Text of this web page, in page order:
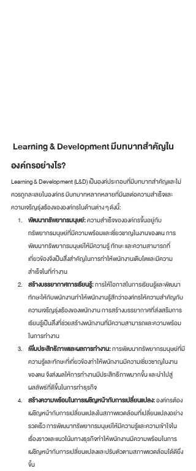
องค์กรอย่างไร?
Learning & Development (L&D) เป็นองค์ประกอบที่มีบทบาทสำคัญและไม่
ควรถูกละเลยในองค์กร มีบทบาทหลากหลายที่มีผลต่อความสำเร็จและ
ความเจริญรุ่งเรืองขององค์กรในด้านต่าง ๆ ดังนี้:
พัฒนาทรัพยากรมนุษย์: ความสำเร็จขององค์กรขึ้นอยู่กับ
ทรัพยากรมนุษย์ที่มีความพร้อมและเชี่ยวชาญในงานของตน การ
พัฒนาทรัพยากรมนุษย์ให้มีความรู้ ทักษะ และความสามารถที่
เกี่ยวข้องจึงเป็นสิ่งสำคัญในการทำให้พนักงานเติบโตและมีความ
สำเร็จในที่ทำงาน
สร้างบรรยากาศการเรียนรู้: การให้โอกาสในการเรียนรู้และพัฒนา
ทักษะให้กับพนักงานทำให้พนักงานรู้สึกว่าองค์กรให้ความสำคัญกับ
ความเจริญรุ่งเรืองของพนักงาน การสร้างบรรยากาศที่ส่งเสริมการ
เรียนรู้เป็นสิ่งที่ช่วยสร้างพนักงานที่มีความสามารถและความพร้อม
ในการทำงาน
เพิ่มประสิทธิภาพและผลการทำงาน: การพัฒนาทรัพยากรมนุษย์ที่มี
ความรู้และทักษะที่เกี่ยวข้องทำให้พนักงานมีความเชี่ยวชาญในงาน
ของตน จึงส่งผลให้การทำงานมีประสิทธิภาพมากขึ้น และนำไปสู่
ผลลัพธ์ที่ดีขึ้นในการทำธุรกิจ
สร้างความพร้อมในการเผชิญหน้ากับการเปลี่ยนแปลง: องค์กรต้อง
เผชิญหน้ากับการเปลี่ยนแปลงในสภาพแวดล้อมที่เปลี่ยนแปลงอย่าง
รวดเร็ว การพัฒนาทรัพยากรมนุษย์ให้มีความรู้และความเข้าใจใน
เรื่องราวและแนวโน้มทางธุรกิจทำให้พนักงานมีความพร้อมในการ
เผชิญหน้ากับการเปลี่ยนแปลงและปรับตัวตามสภาพแวดล้อมได้ดียิ่ง
ขึ้น